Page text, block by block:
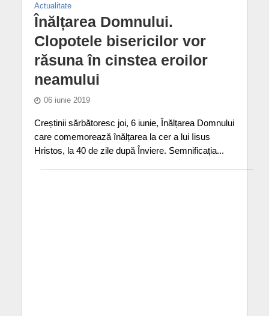
Actualitate
Înălțarea Domnului.
Clopotele bisericilor vor
răsuna în cinstea eroilor
neamului
06 iunie 2019
Creștinii sărbătoresc joi, 6 iunie, Înălțarea Domnului
care comemorează înălțarea la cer a lui Iisus
Hristos, la 40 de zile după Înviere. Semnificația...